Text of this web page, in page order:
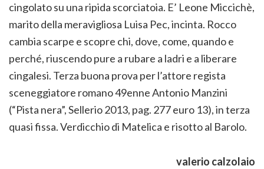
cingolato su una ripida scorciatoia. E’ Leone Miccichè,
marito della meravigliosa Luisa Pec, incinta. Rocco
cambia scarpe e scopre chi, dove, come, quando e
perché, riuscendo pure a rubare a ladri e a liberare
cingalesi. Terza buona prova per l’attore regista
sceneggiatore romano 49enne Antonio Manzini
(“Pista nera”, Sellerio 2013, pag. 277 euro 13), in terza
quasi fissa. Verdicchio di Matelica e risotto al Barolo.
valerio calzolaio